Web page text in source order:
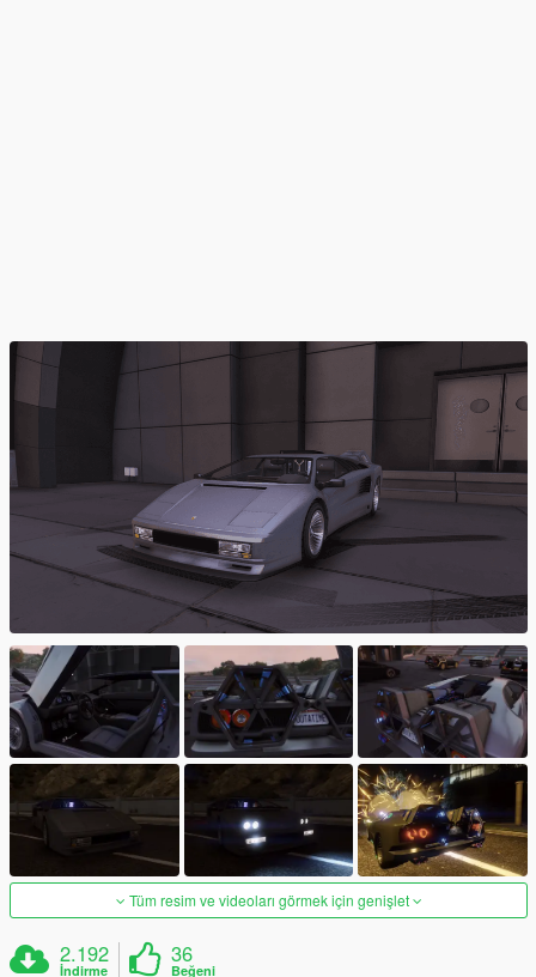
Tüm resim ve videoları görmek için genişlet
2.192
İndirme
36
Beğeni